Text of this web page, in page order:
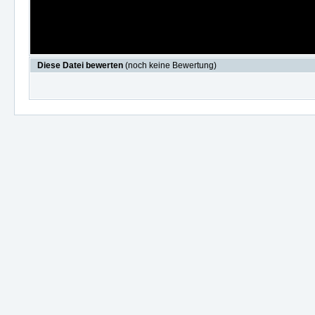
Diese Datei bewerten (noch keine Bewertung)